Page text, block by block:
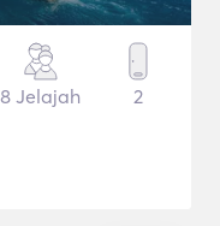
8 Jelajah 2